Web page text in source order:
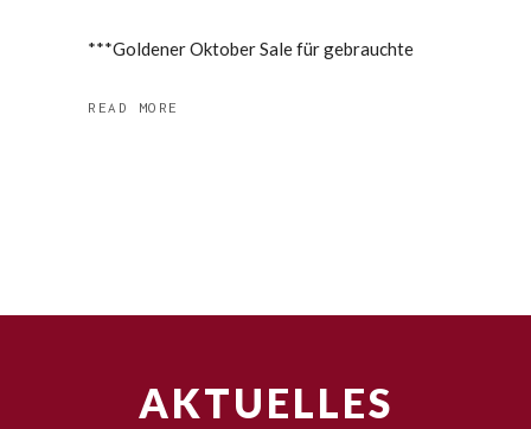
***Goldener Oktober Sale für gebrauchte
READ MORE
AKTUELLES